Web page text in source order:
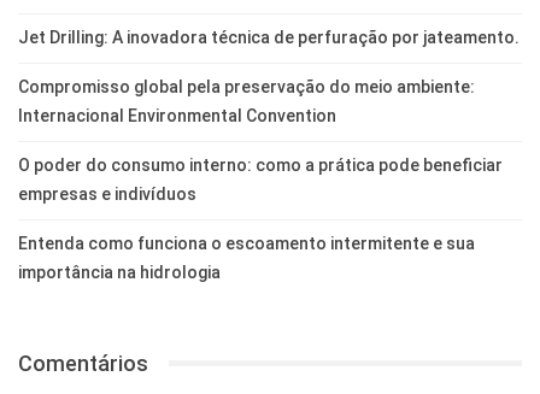
Jet Drilling: A inovadora técnica de perfuração por jateamento.
Compromisso global pela preservação do meio ambiente:
Internacional Environmental Convention
O poder do consumo interno: como a prática pode beneficiar
empresas e indivíduos
Entenda como funciona o escoamento intermitente e sua
importância na hidrologia
Comentários